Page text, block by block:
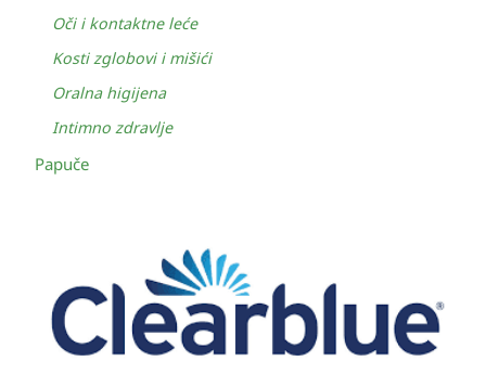
Oči i kontaktne leće
Kosti zglobovi i mišići
Oralna higijena
Intimno zdravlje
Papuče